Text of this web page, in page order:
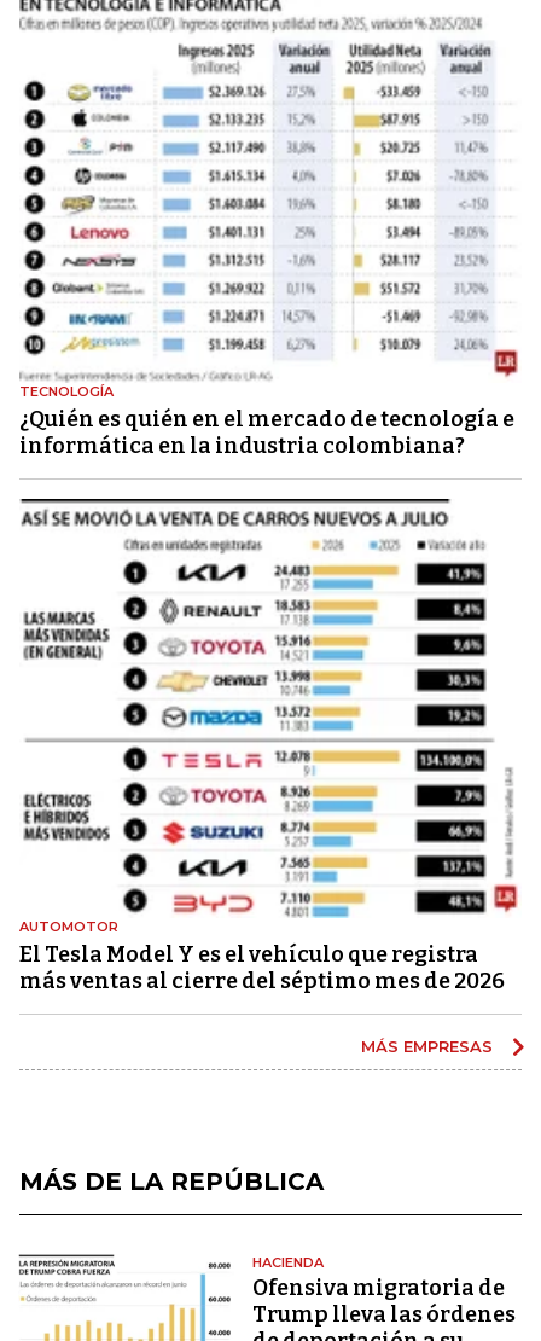
TECNOLOGÍA
¿Quién es quién en el mercado de tecnología e
informática en la industria colombiana?
AUTOMOTOR
El Tesla Model Y es el vehículo que registra
más ventas al cierre del séptimo mes de 2026
MÁS EMPRESAS
MÁS DE LA REPÚBLICA
HACIENDA
Ofensiva migratoria de
Trump lleva las órdenes